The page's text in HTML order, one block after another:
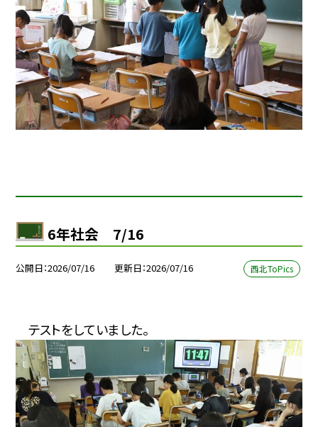
6年社会 7/16
公開日 2026/07/16 更新日 2026/07/16 西北ToPics
テストをしていました。